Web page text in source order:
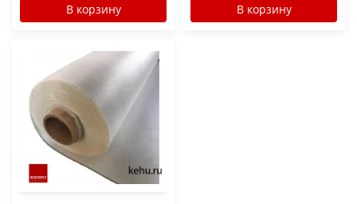
В корзину В корзину